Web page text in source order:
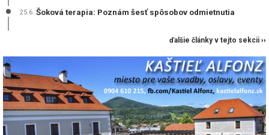
25.6. Šoková terapia: Poznám šesť spôsobov odmietnutia
ďalšie články v tejto sekcii ››